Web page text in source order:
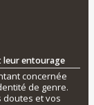
leur entourage
concernée
de genre.
doutes et vos